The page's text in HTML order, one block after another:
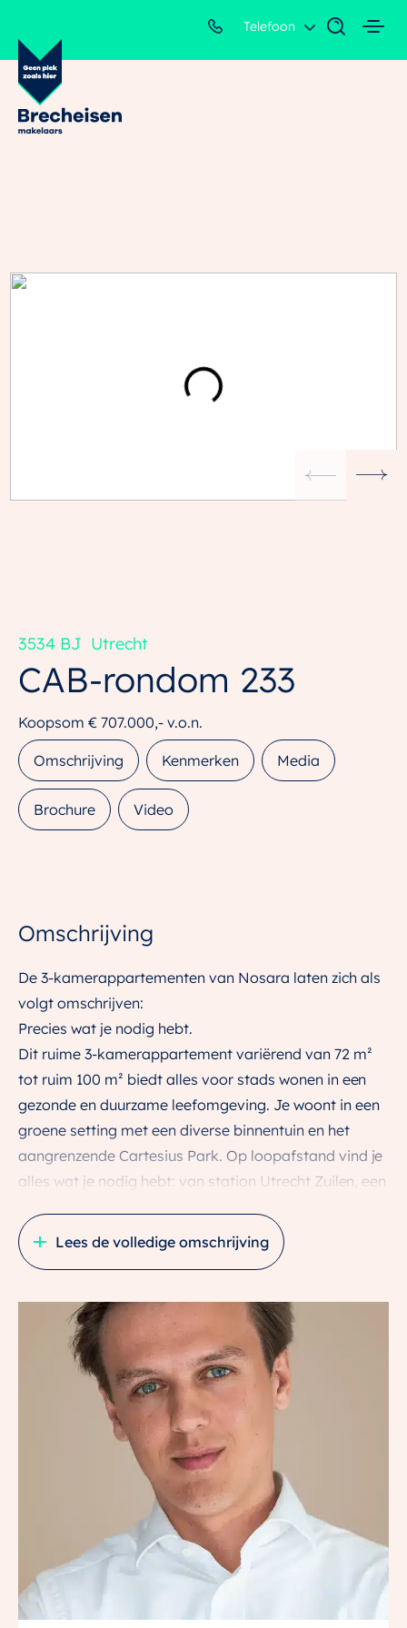
Telefoon
CAB-rondom 233
3534 BJ Utrecht
Koopsom € 707.000,- v.o.n.
Omschrijving Kenmerken Media
Brochure Video
Omschrijving
De 3-kamerappartementen van Nosara laten zich als
volgt omschrijven:
Precies wat je nodig hebt.
Dit ruime 3-kamerappartement variërend van 72 m²
tot ruim 100 m² biedt alles voor stads wonen in een
gezonde en duurzame leefomgeving. Je woont in een
groene setting met een diverse binnentuin en het
aangrenzende Cartesius Park. Op loopafstand vind je
alles wat je nodig hebt: van station Utrecht Zuilen, een
monumentale CAB – dé huiskamer van de wijk met
verschillende voorzieningen.
Woon je alleen, samen of heb je een jong gezin? In dit
fijne 3-kamerappartement zit je helemaal goed. De
extra kamer kun je gebruiken als thuiskantoor,
logeerkamer of kinderkamer. De woonkamer is lekker
ruim en licht met een loggia van zo’n 7,5 m² op: een
beschutte plek waar je elk seizoen van het buitenzijn
Of je nu werkt, ontspant of gewoon lekker thuis bent –
dit appartement past zich moeiteloos aan jouw leven
Het appartement wordt inclusief luxe sanitair van
Duravit en Mosa tegelwerk opgeleverd. Een
Lees de volledige omschrijving